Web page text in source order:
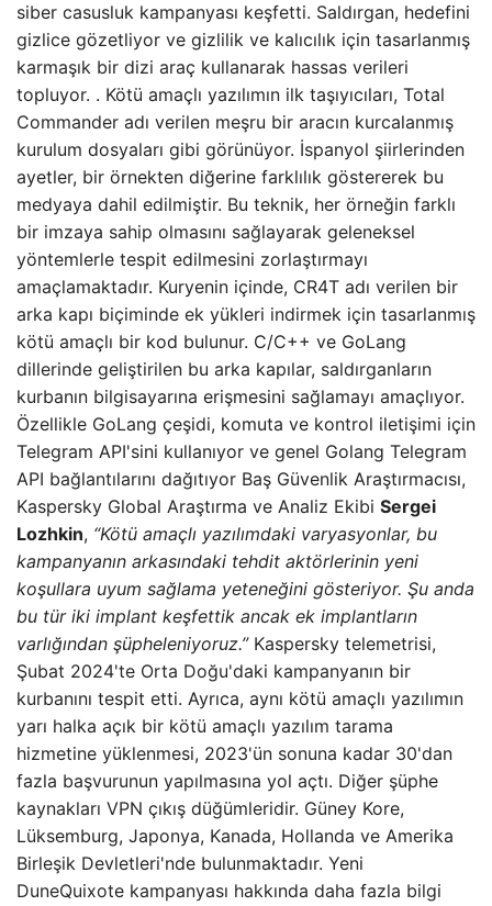
siber casusluk kampanyası keşfetti. Saldırgan, hedefini
gizlice gözetliyor ve gizlilik ve kalıcılık için tasarlanmış
karmaşık bir dizi araç kullanarak hassas verileri
topluyor. . Kötü amaçlı yazılımın ilk taşıyıcıları, Total
Commander adı verilen meşru bir aracın kurcalanmış
kurulum dosyaları gibi görünüyor. İspanyol şiirlerinden
ayetler, bir örnekten diğerine farklılık göstererek bu
medyaya dahil edilmiştir. Bu teknik, her örneğin farklı
bir imzaya sahip olmasını sağlayarak geleneksel
yöntemlerle tespit edilmesini zorlaştırmayı
amaçlamaktadır. Kuryenin içinde, CR4T adı verilen bir
arka kapı biçiminde ek yükleri indirmek için tasarlanmış
kötü amaçlı bir kod bulunur. C/C++ ve GoLang
dillerinde geliştirilen bu arka kapılar, saldırganların
kurbanın bilgisayarına erişmesini sağlamayı amaçlıyor.
Özellikle GoLang çeşidi, komuta ve kontrol iletişimi için
Telegram API'sini kullanıyor ve genel Golang Telegram
API bağlantılarını dağıtıyor Baş Güvenlik Araştırmacısı,
Kaspersky Global Araştırma ve Analiz Ekibi Sergei
Lozhkin, “Kötü amaçlı yazılımdaki varyasyonlar, bu
kampanyanın arkasındaki tehdit aktörlerinin yeni
koşullara uyum sağlama yeteneğini gösteriyor. Şu anda
bu tür iki implant keşfettik ancak ek implantların
varlığından şüpheleniyoruz.” Kaspersky telemetrisi,
Şubat 2024'te Orta Doğu'daki kampanyanın bir
kurbanını tespit etti. Ayrıca, aynı kötü amaçlı yazılımın
yarı halka açık bir kötü amaçlı yazılım tarama
hizmetine yüklenmesi, 2023'ün sonuna kadar 30'dan
fazla başvurunun yapılmasına yol açtı. Diğer şüphe
kaynakları VPN çıkış düğümleridir. Güney Kore,
Lüksemburg, Japonya, Kanada, Hollanda ve Amerika
Birleşik Devletleri'nde bulunmaktadır. Yeni
DuneQuixote kampanyası hakkında daha fazla bilgi